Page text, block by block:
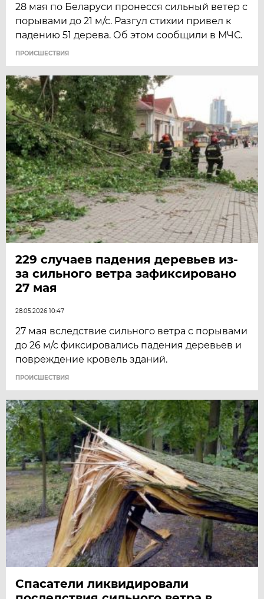
28 мая по Беларуси пронесся сильный ветер с
порывами до 21 м/с. Разгул стихии привел к
падению 51 дерева. Об этом сообщили в МЧС.
ПРОИСШЕСТВИЯ
229 случаев падения деревьев из-
за сильного ветра зафиксировано
27 мая
28.05.2026 10:47
27 мая вследствие сильного ветра с порывами
до 26 м/с фиксировались падения деревьев и
повреждение кровель зданий.
ПРОИСШЕСТВИЯ
Спасатели ликвидировали